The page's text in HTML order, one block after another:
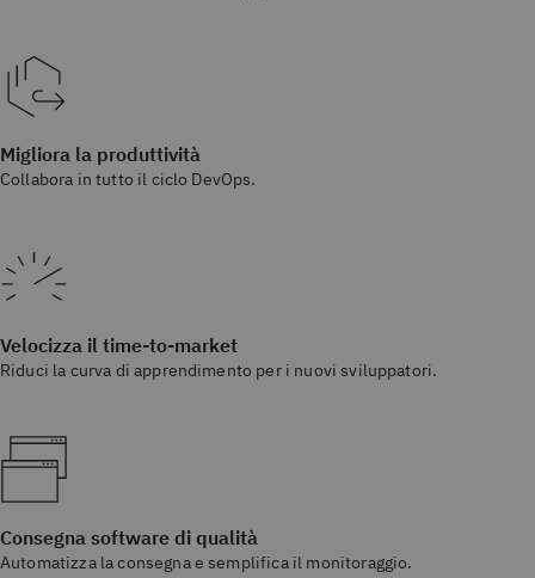
Migliora la produttività
Collabora in tutto il ciclo DevOps.
Velocizza il time-to-market
Riduci la curva di apprendimento per i nuovi sviluppatori.
Consegna software di qualità
Automatizza la consegna e semplifica il monitoraggio.